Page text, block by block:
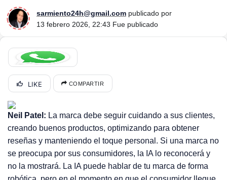
sarmiento24h@gmail.com publicado por
13 febrero 2026, 22:43 Fue publicado
LIKE COMPARTIR
Neil Patel: La marca debe seguir cuidando a sus clientes,
creando buenos productos, optimizando para obtener
reseñas y manteniendo el toque personal. Si una marca no
se preocupa por sus consumidores, la IA lo reconocerá y
no la mostrará. La IA puede hablar de tu marca de forma